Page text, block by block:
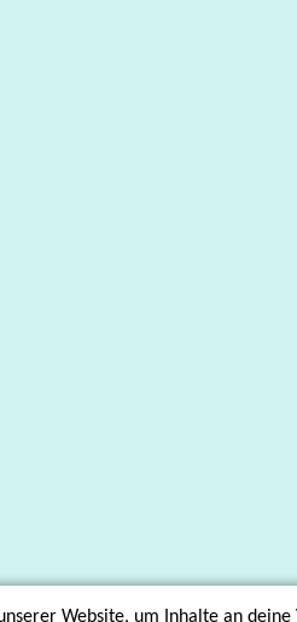
Website, um Inhalte an deine